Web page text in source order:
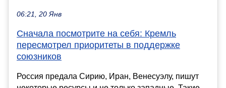
06:21, 20 Янв
Сначала посмотрите на себя: Кремль
пересмотрел приоритеты в поддержке
союзников
Россия предала Сирию, Иран, Венесуэлу, пишут